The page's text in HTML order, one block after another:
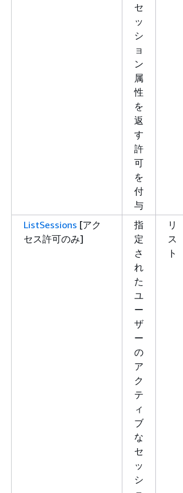
セ
ッ
シ
ョ
ン
属
性
を
返
す
許
可
を
付
与
ListSessions [アク
セス許可のみ]
指
定
さ
れ
た
ユ
ー
ザ
ー
の
ア
ク
テ
ィ
ブ
な
セ
ッ
シ
リ
ス
ト